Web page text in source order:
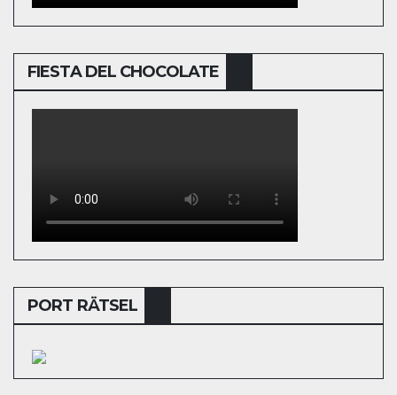
FIESTA DEL CHOCOLATE
PORT RÄTSEL